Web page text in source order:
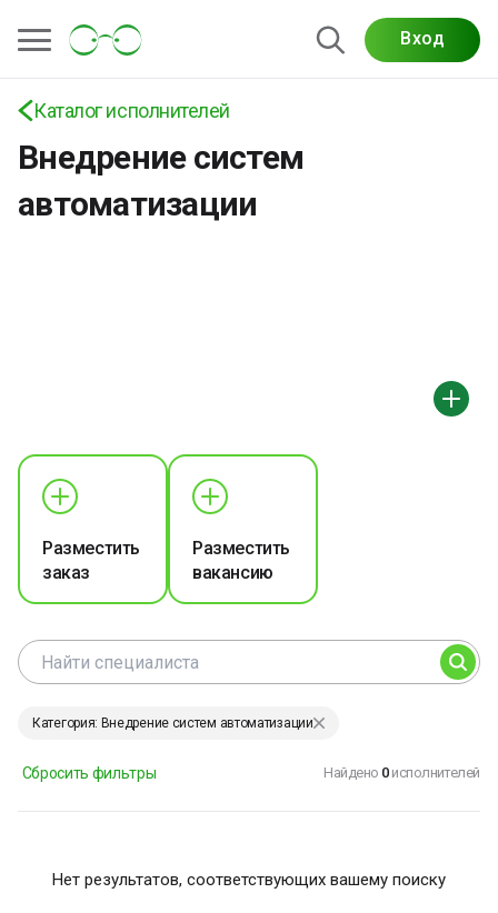
Вход
Каталог исполнителей
Внедрение систем
автоматизации
Разместить
заказ
Разместить
вакансию
Категория: Внедрение систем автоматизации
Сбросить фильтры Найдено 0 исполнителей
Нет результатов, соответствующих вашему поиску